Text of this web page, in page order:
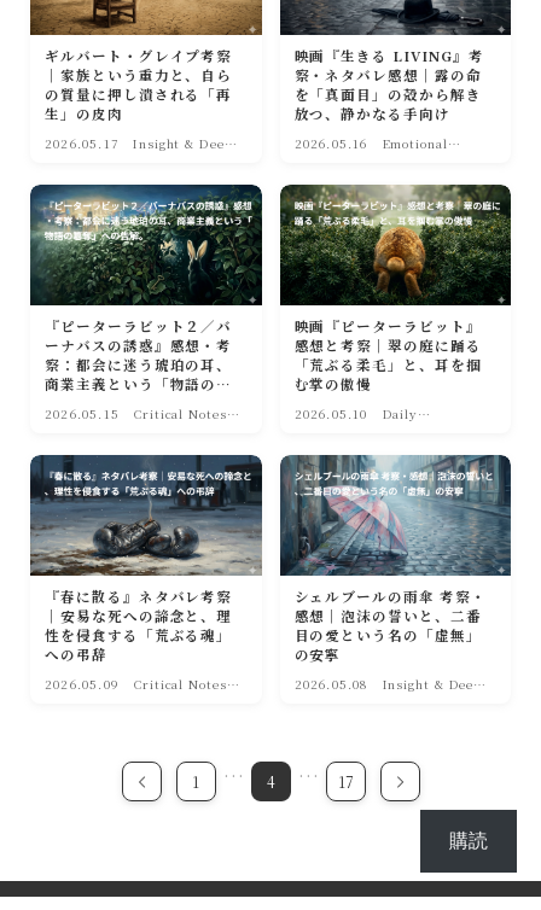
ギルバート・グレイプ考察
｜家族という重力と、自ら
の質量に押し潰される「再
生」の皮肉
2026.05.17
Insight & Deep
映画『生きる LIVING』考
察・ネタバレ感想｜露の命
を「真面目」の殻から解き
放つ、静かなる手向け
2026.05.16
Emotional
『ピーターラビット２／バ
ーナバスの誘惑』感想・考
察：都会に迷う琥珀の耳、
商業主義という「物語の簒
2026.05.15
Critical Notes
映画『ピーターラビット』
感想と考察｜翠の庭に踊る
「荒ぶる柔毛」と、耳を掴
む掌の傲慢
2026.05.10
Daily
『春に散る』ネタバレ考察
｜安易な死への諦念と、理
性を侵食する「荒ぶる魂」
への弔辞
2026.05.09
Critical Notes
シェルブールの雨傘 考察・
感想｜泡沫の誓いと、二番
目の愛という名の「虚無」
の安寧
2026.05.08
Insight & Deep
1 … 4 … 17
購読